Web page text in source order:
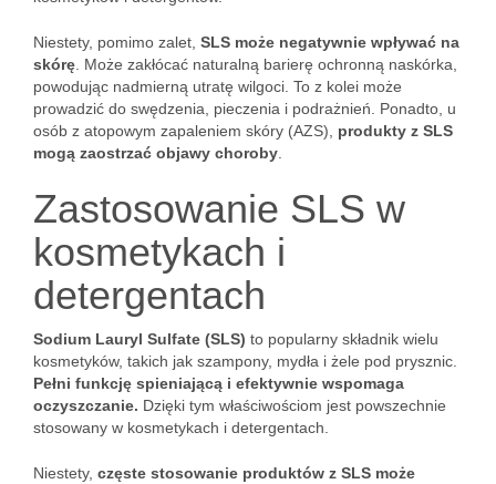
Niestety, pomimo zalet, SLS może negatywnie wpływać na
skórę . Może zakłócać naturalną barierę ochronną naskórka,
powodując nadmierną utratę wilgoci. To z kolei może
prowadzić do swędzenia, pieczenia i podrażnień. Ponadto, u
osób z atopowym zapaleniem skóry (AZS), produkty z SLS
mogą zaostrzać objawy choroby
Zastosowanie SLS w
kosmetykach i
detergentach
Sodium Lauryl Sulfate (SLS) to popularny składnik wielu
kosmetyków, takich jak szampony, mydła i żele pod prysznic.
Pełni funkcję spieniającą i efektywnie wspomaga
oczyszczanie. Dzięki tym właściwościom jest powszechnie
stosowany w kosmetykach i detergentach.
Niestety, częste stosowanie produktów z SLS może